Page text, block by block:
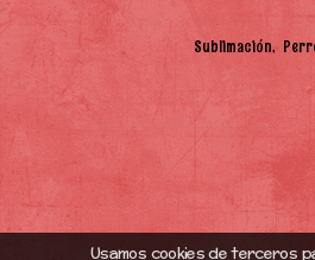
Sublimación
Usamos cookies de terceros